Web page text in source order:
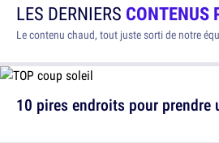
LES DERNIERS CONTENUS
Le contenu chaud, tout juste sorti de notre
10 pires endroits pour prendre